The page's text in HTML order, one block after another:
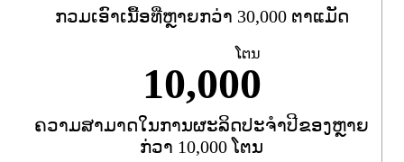
ກວມເອົາເນື້ອທີ່ຫຼາຍກວ່າ 30,000 ຕາແມັດ
ໂຕນ
10,000
ຄວາມສາມາດໃນການຜະລິດປະຈໍາປີຂອງຫຼາຍ
ກ່ວາ 10,000 ໂຕນ